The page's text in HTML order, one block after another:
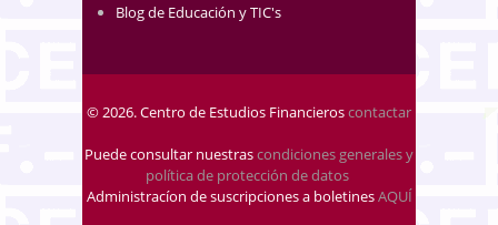
Blog de Educación y TIC's
© 2026. Centro de Estudios Financieroscontactar
Puede consultar nuestrascondiciones generales y
política de protección de datos
Administracíon de suscripciones a boletinesAQUÍ